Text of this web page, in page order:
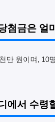
첨금은 얼
만 원이며, 10
에서 수령